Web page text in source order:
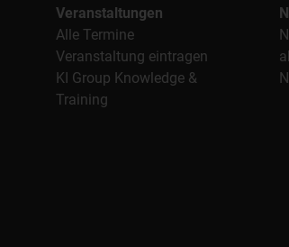
Veranstaltungen
Alle Termine
Veranstaltung eintragen
KI Group Knowledge &
Training